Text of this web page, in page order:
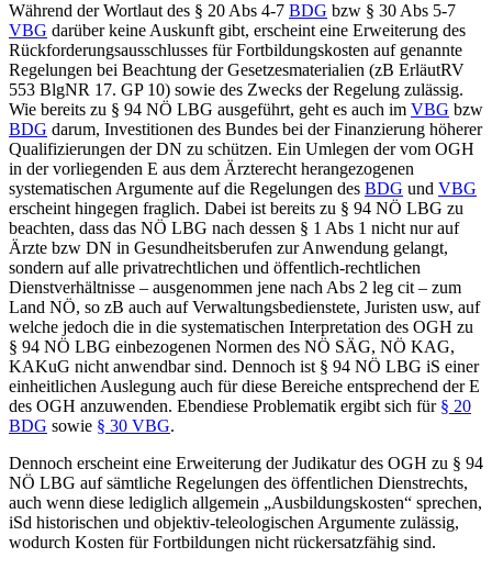
Während der Wortlaut des § 20 Abs 4-7 BDG bzw § 30 Abs 5-7
VBG darüber keine Auskunft gibt, erscheint eine Erweiterung des
Rückforderungsausschlusses für Fortbildungskosten auf genannte
Regelungen bei Beachtung der Gesetzesmaterialien (zB ErläutRV
553 BlgNR 17. GP 10) sowie des Zwecks der Regelung zulässig.
Wie bereits zu § 94 NÖ LBG ausgeführt, geht es auch im VBG bzw
BDG darum, Investitionen des Bundes bei der Finanzierung höherer
Qualifizierungen der DN zu schützen. Ein Umlegen der vom OGH
in der vorliegenden E aus dem Ärzterecht herangezogenen
systematischen Argumente auf die Regelungen des BDG und VBG
erscheint hingegen fraglich. Dabei ist bereits zu § 94 NÖ LBG zu
beachten, dass das NÖ LBG nach dessen § 1 Abs 1 nicht nur auf
Ärzte bzw DN in Gesundheitsberufen zur Anwendung gelangt,
sondern auf alle privatrechtlichen und öffentlich-rechtlichen
Dienstverhältnisse – ausgenommen jene nach Abs 2 leg cit – zum
Land NÖ, so zB auch auf Verwaltungsbedienstete, Juristen usw, auf
welche jedoch die in die systematischen Interpretation des OGH zu
§ 94 NÖ LBG einbezogenen Normen des NÖ SÄG, NÖ KAG,
KAKuG nicht anwendbar sind. Dennoch ist § 94 NÖ LBG iS einer
einheitlichen Auslegung auch für diese Bereiche entsprechend der E
des OGH anzuwenden. Ebendiese Problematik ergibt sich für § 20
BDG sowie § 30 VBG.
Dennoch erscheint eine Erweiterung der Judikatur des OGH zu § 94
NÖ LBG auf sämtliche Regelungen des öffentlichen Dienstrechts,
auch wenn diese lediglich allgemein „Ausbildungskosten“ sprechen,
iSd historischen und objektiv-teleologischen Argumente zulässig,
wodurch Kosten für Fortbildungen nicht rückersatzfähig sind.